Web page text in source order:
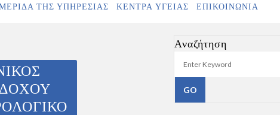
ΤΗΣ ΥΠΗΡΕΣΊΑΣ ΚΕΝΤΡΑ ΥΓΕΙΑΣ ΕΠΙΚΟΙΝΩΝΊΑ
Αναζήτηση